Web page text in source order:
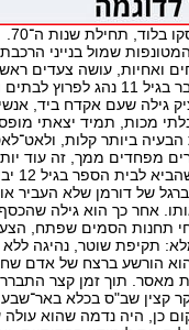
בלוד, תחילת שנות ה־70.
שמול בנייני
ואחיות, עושה צעדים
סיפר שכבר בגיל 11
גילה שעם אקדח ביד,
מכות, תמיד יצאתי
ביותר קלות,
מפחדים ממך, זה עוד
ברגל של דורמן שלא העביר
אחר כך הוא גילה שהכסף
תחנות הסמים שפתח,
תקיפת שוטר, נהיגה ללא
17 הוא הורשע ברצח של
שנות מאסר. תוך זמן קצר
קצין שב"ס בכלא
כן, היה נדמה שהוא